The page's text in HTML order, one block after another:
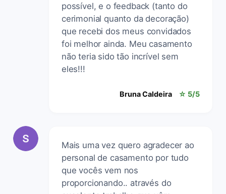
possível, e o feedback (tanto do
cerimonial quanto da decoração)
que recebi dos meus convidados
foi melhor ainda. Meu casamento
não teria sido tão incrível sem
eles!!!
Bruna Caldeira ☆ 5/5
Mais uma vez quero agradecer ao
personal de casamento por tudo
que vocês vem nos
proporcionando.. através do